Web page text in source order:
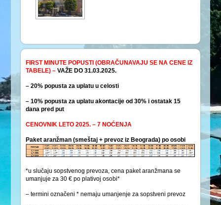
FIRST MINUTE POPUSTI (OBRAČUNAVAJU SE NA CENE IZ
TABELE) – VAŽE DO 31.03.2025.
– 20% popusta za uplatu u celosti
– 10% popusta za uplatu akontacije od 30% i ostatak 15
dana pred put
CENOVNIK LETO 2025. – 7 NOĆENJA
Paket aranžman (smeštaj + prevoz iz Beograda) po osobi
*u slučaju sopstvenog prevoza, cena paket aranžmana se
umanjuje za 30 € po plativoj osobi*
– termini označeni * nemaju umanjenje za sopstveni prevoz